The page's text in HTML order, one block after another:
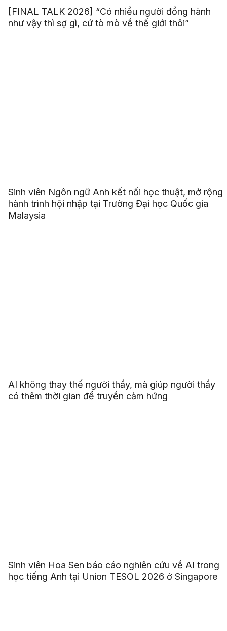
[FINAL TALK 2026] “Có nhiều người đồng hành
như vậy thì sợ gì, cứ tò mò về thế giới thôi”
Sinh viên Ngôn ngữ Anh kết nối học thuật, mở rộng
hành trình hội nhập tại Trường Đại học Quốc gia
Malaysia
AI không thay thế người thầy, mà giúp người thầy
có thêm thời gian để truyền cảm hứng
Sinh viên Hoa Sen báo cáo nghiên cứu về AI trong
học tiếng Anh tại Union TESOL 2026 ở Singapore